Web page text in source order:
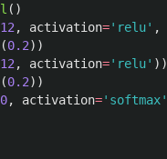
()
, activation=' relu' ,
(0.2))
, activation=' relu' ))
(0.2))
, activation=' softmax'